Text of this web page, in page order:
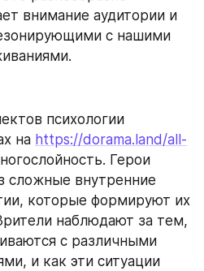
внимание аудитории и
с нашими
психологии
на https://dorama.land/all-
Герои
сложные внутренние
которые формируют их
наблюдают за тем,
с различными
и как эти ситуации